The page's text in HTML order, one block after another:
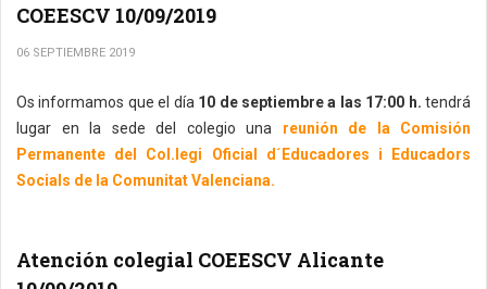
COEESCV 10/09/2019
06 SEPTIEMBRE 2019
Os informamos que el día 10 de septiembre a las 17:00 h. tendrá
lugar en la sede del colegio una reunión de la Comisión
Permanente del Col.legi Oficial d´Educadores i Educadors
Socials de la Comunitat Valenciana.
Atención colegial COEESCV Alicante